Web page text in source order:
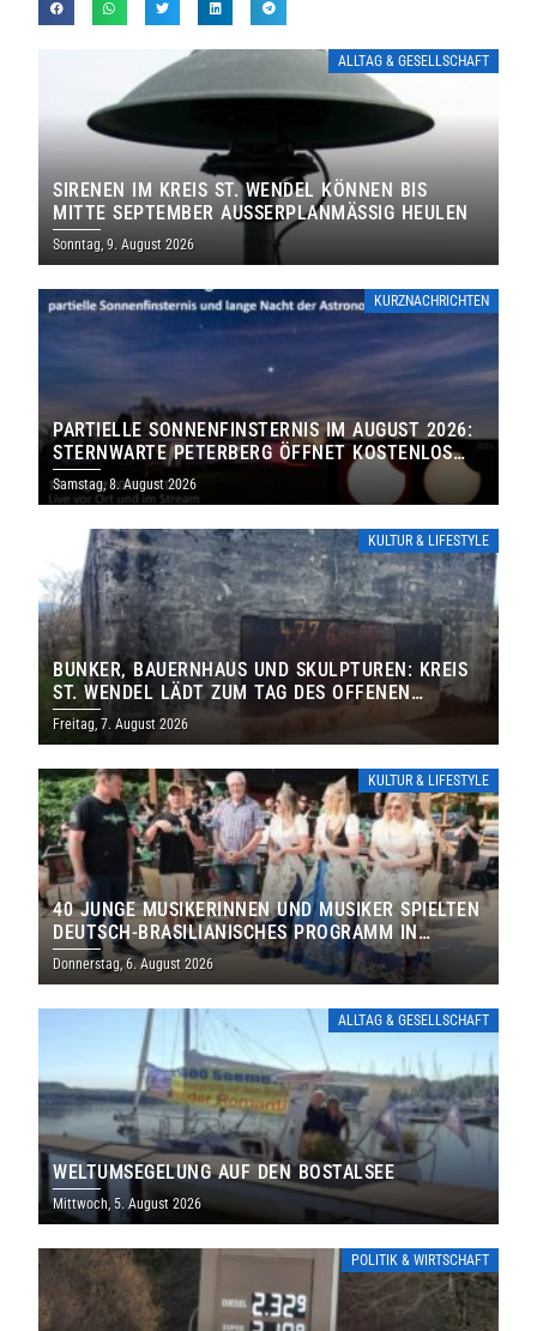
ALLTAG & GESELLSCHAFT
SIRENEN IM KREIS ST. WENDEL KÖNNEN BIS
MITTE SEPTEMBER AUSSERPLANMÄSSIG HEULEN
Sonntag, 9. August 2026
KURZNACHRICHTEN
PARTIELLE SONNENFINSTERNIS IM AUGUST 2026:
STERNWARTE PETERBERG ÖFFNET KOSTENLOS
IHRE TORE
Samstag, 8. August 2026
KULTUR & LIFESTYLE
BUNKER, BAUERNHAUS UND SKULPTUREN: KREIS
ST. WENDEL LÄDT ZUM TAG DES OFFENEN
DENKMALS EIN
Freitag, 7. August 2026
KULTUR & LIFESTYLE
40 JUNGE MUSIKERINNEN UND MUSIKER SPIELTEN
DEUTSCH-BRASILIANISCHES PROGRAMM IN
THOLEY
Donnerstag, 6. August 2026
ALLTAG & GESELLSCHAFT
WELTUMSEGELUNG AUF DEN BOSTALSEE
Mittwoch, 5. August 2026
POLITIK & WIRTSCHAFT